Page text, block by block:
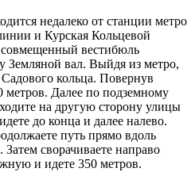
недалеко от станции метро
и Курская Кольцевой
вестибюль
Земляной вал. Выйдя из метро,
Садового кольца. Повернув
метров. Далее по подземному
на другую сторону улицы
до конца и далее налево.
путь прямо вдоль
сворачиваете направо
и идете 350 метров.